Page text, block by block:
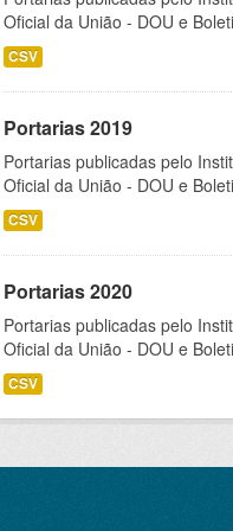
Oficial da União - DOU e
CSV
Portarias 2019
Portarias publicadas pelo
Oficial da União - DOU e
CSV
Portarias 2020
Portarias publicadas pelo
Oficial da União - DOU e
CSV